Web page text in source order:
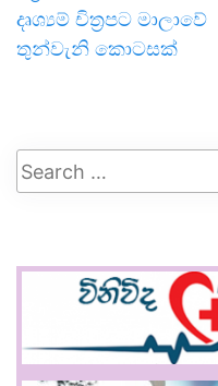
දෘශ්‍යම් චිත්‍රපට මාලාවේ
තුන්වැනි කොටසක්